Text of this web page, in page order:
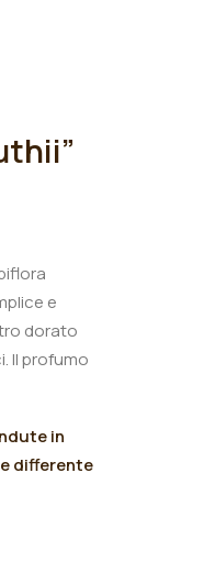
e
dorato
Il profumo
in
differente